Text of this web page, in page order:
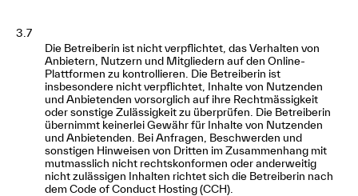
3.7
Die Betreiberin ist nicht verpflichtet, das Verhalten von
Anbietern, Nutzern und Mitgliedern auf den Online-
Plattformen zu kontrollieren. Die Betreiberin ist
insbesondere nicht verpflichtet, Inhalte von Nutzenden
und Anbietenden vorsorglich auf ihre Rechtmässigkeit
oder sonstige Zulässigkeit zu überprüfen. Die Betreiberin
übernimmt keinerlei Gewähr für Inhalte von Nutzenden
und Anbietenden. Bei Anfragen, Beschwerden und
sonstigen Hinweisen von Dritten im Zusammenhang mit
mutmasslich nicht rechtskonformen oder anderweitig
nicht zulässigen Inhalten richtet sich die Betreiberin nach
dem Code of Conduct Hosting (CCH).